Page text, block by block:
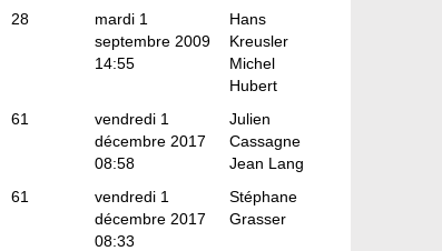
28
mardi 1
septembre 2009
14:55
Hans
Kreusler
Michel
Hubert
61
vendredi 1
décembre 2017
08:58
Julien
Cassagne
Jean Lang
61
vendredi 1
décembre 2017
08:33
Stéphane
Grasser